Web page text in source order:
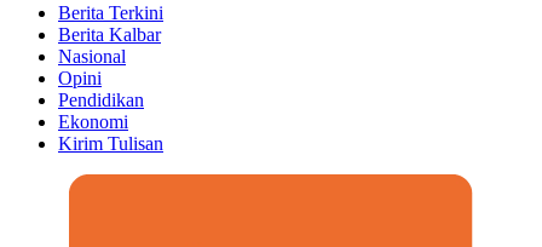
Berita Terkini
Berita Kalbar
Nasional
Opini
Pendidikan
Ekonomi
Kirim Tulisan